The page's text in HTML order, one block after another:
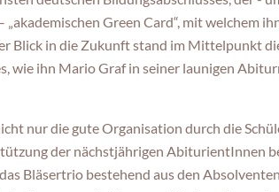
Green Card“, mit welchem
Blick in die Zukunft stand im Mittelpunkt
wie ihn Mario Graf in seiner launigen
nur die gute Organisation durch die
der nächstjährigen AbiturientInnen
Bläsertrio bestehend aus den Absolventen